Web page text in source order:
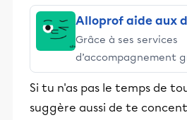
Alloprof aide aux
Grâce à ses services
d’accompagnement
stimulants, Alloprof
et leurs parents dans
éducative.
Si tu n'as pas le temps de
suggère aussi de te